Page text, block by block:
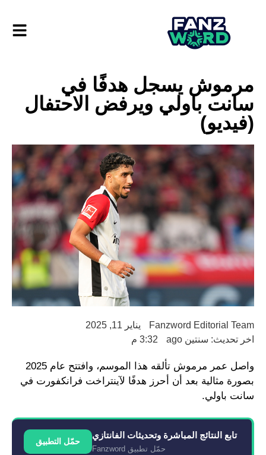
مرموش يسجل هدفًا في
سانت باولي ويرفض الاحتفال
(فيديو)
Fanzword Editorial Team
يناير 11, 2025
اخر تحديث: سنتين ago
3:32 م
واصل عمر مرموش تألقه هذا الموسم، وافتتح عام 2025
بصورة مثالية بعد أن أحرز هدفًا لآينتراخت فرانكفورت في
سانت باولي.
تابع النتائج المباشرة وتحديثات الفانتازي
حمّل تطبيق Fanzword
حمّل التطبيق